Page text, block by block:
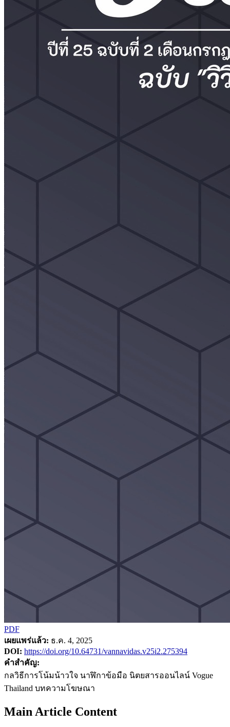
PDF
เผยแพร่แล้ว: ธ.ค. 4, 2025
DOI: https://doi.org/10.64731/vannavidas.v25i2.275394
คำสำคัญ:
กลวิธีการโน้มน้าวใจ นาฬิกาข้อมือ นิตยสารออนไลน์ Vogue
Thailand บทความโฆษณา
Main Article Content